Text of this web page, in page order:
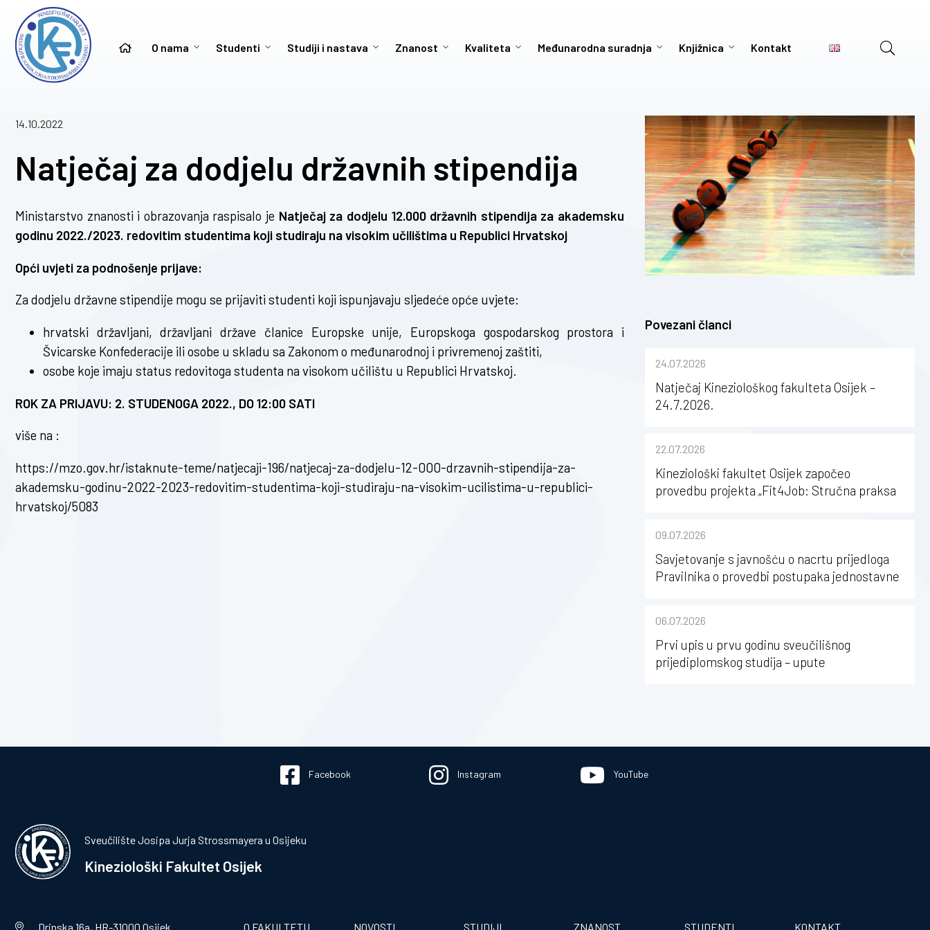
O nama Studenti Studiji i nastava Znanost Kvaliteta Međunarodna suradnja Knjižnica Kontakt
14.10.2022
Natječaj za dodjelu državnih stipendija
Ministarstvo znanosti i obrazovanja raspisalo je Natječaj za dodjelu 12.000 državnih stipendija za akademsku
godinu 2022./2023. redovitim studentima koji studiraju na visokim učilištima u Republici Hrvatskoj
Opći uvjeti za podnošenje prijave:
Za dodjelu državne stipendije mogu se prijaviti studenti koji ispunjavaju sljedeće opće uvjete:
hrvatski državljani, državljani države članice Europske unije, Europskoga gospodarskog prostora i
Švicarske Konfederacije ili osobe u skladu sa Zakonom o međunarodnoj i privremenoj zaštiti,
osobe koje imaju status redovitoga studenta na visokom učilištu u Republici Hrvatskoj.
ROK ZA PRIJAVU: 2. STUDENOGA 2022., DO 12:00 SATI
više na :
https://mzo.gov.hr/istaknute-teme/natjecaji-196/natjecaj-za-dodjelu-12-000-drzavnih-stipendija-za-
akademsku-godinu-2022-2023-redovitim-studentima-koji-studiraju-na-visokim-ucilistima-u-republici-
hrvatskoj/5083
Povezani članci
24.07.2026
Natječaj Kineziološkog fakulteta Osijek –
24.7.2026.
22.07.2026
Kineziološki fakultet Osijek započeo
provedbu projekta „Fit4Job: Stručna praksa
09.07.2026
Savjetovanje s javnošću o nacrtu prijedloga
Pravilnika o provedbi postupaka jednostavne
Strossmayera u Osijeku
06.07.2026
Prvi upis u prvu godinu sveučilišnog
prijediplomskog studija – upute
Facebook Instagram YouTube
Sveučilište Josipa Jurja Strossmayera u Osijeku
Kineziološki Fakultet Osijek
Drinska 16a, HR-31000 Osijek O FAKULTETU NOVOSTI STUDIJI ZNANOST STUDENTI KONTAKT